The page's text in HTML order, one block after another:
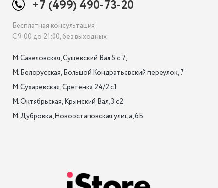
+7 (499) 490-73-20
Бесплатная консультация
С 9:00 до 21:00, без выходных
М. Савеловская, Сущевский Вал 5 с 7,
М. Белорусская, Большой Кондратьевский переулок, 7
М. Сухаревская, Сретенка 24/2 с1
М. Октябрьская, Крымский Вал, 3 с2
М. Дубровка, Новоостаповская улица, 6Б